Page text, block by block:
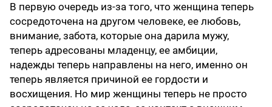
В первую очередь из-за того, что женщина теперь
сосредоточена на другом человеке, ее любовь,
внимание, забота, которые она дарила мужу,
теперь адресованы младенцу, ее амбиции,
надежды теперь направлены на него, именно он
теперь является причиной ее гордости и
восхищения. Но мир женщины теперь не просто